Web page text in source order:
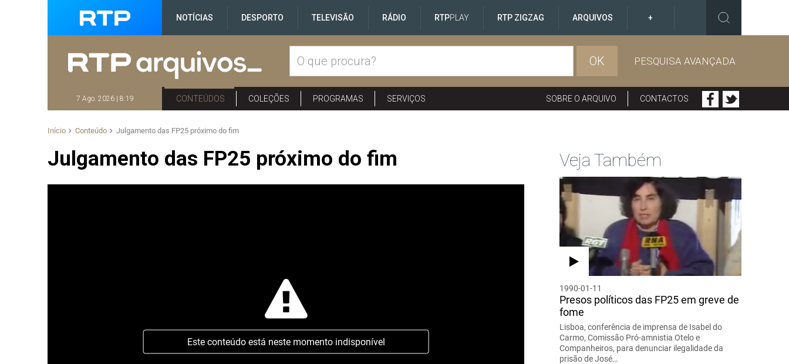
NOTÍCIAS DESPORTO TELEVISÃO RÁDIO RTPPLAY RTP ZIGZAG ARQUIVOS +
OK PESQUISA AVANÇADA
7 Ago. 2026 | 8:19 CONTEÚDOS COLEÇÕES PROGRAMAS SERVIÇOS SOBRE O ARQUIVO CONTACTOS
Início Conteúdo Julgamento das FP25 próximo do fim
Julgamento das FP25 próximo do fim
Este conteúdo está neste momento indisponível
Veja Também
1990-01-11
Presos políticos das FP25 em greve de
fome
Lisboa, conferência de imprensa de Isabel do
Carmo, Comissão Pró-amnistia Otelo e
Companheiros, para denunciar ilegalidade da
prisão de José…